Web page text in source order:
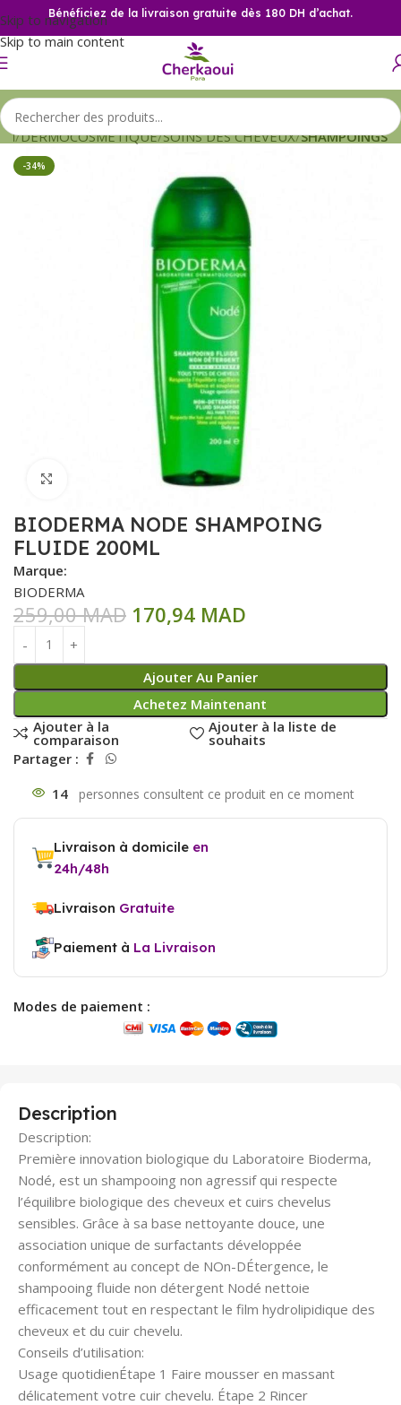
Skip to navigation
Skip to main content
Bénéficiez de la livraison gratuite dès 180 DH d’achat.
DERMOCOSMETIQUE SOINS DES CHEVEUX SHAMPOINGS
-34%
Click to enlarge
BIODERMA NODE SHAMPOING
FLUIDE 200ML
Marque:
BIODERMA
259,00MAD 170,94 MAD
Ajouter Au Panier
Achetez Maintenant
Ajouter à la
comparaison
Ajouter à la liste de
souhaits
Partager :
14
Livraison à domicile en
24h/48h
Livraison Gratuite
Paiement à La Livraison
Modes de paiement :
Description
Description:
Première innovation biologique du Laboratoire Bioderma,
Nodé, est un shampooing non agressif qui respecte
l’équilibre biologique des cheveux et cuirs chevelus
sensibles. Grâce à sa base nettoyante douce, une
association unique de surfactants développée
conformément au concept de NOn-DÉtergence, le
shampooing fluide non détergent Nodé nettoie
efficacement tout en respectant le film hydrolipidique des
cheveux et du cuir chevelu.
Conseils d’utilisation:
Usage quotidienÉtape 1 Faire mousser en massant
délicatement votre cuir chevelu. Étape 2 Rincer